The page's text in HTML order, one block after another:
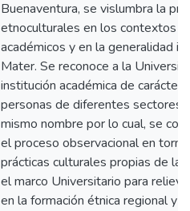
Buenaventura, se vislumbra la
etnoculturales en los contextos
académicos y en la generalidad
Mater. Se reconoce a la
institución académica de carácter
personas de diferentes sectores
mismo nombre por lo cual, se
el proceso observacional en
prácticas culturales propias de la
el marco Universitario para
en la formación étnica regional y